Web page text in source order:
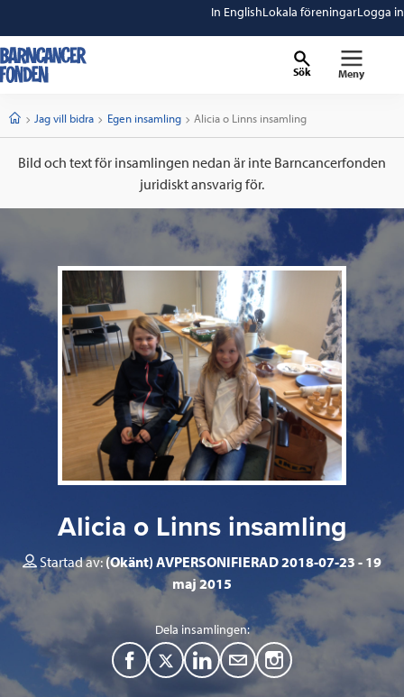
In EnglishLokala föreningarLogga in
Sök Meny
StartJag vill bidra Egen insamling Current:
Alicia o Linns insamling
Bild och text för insamlingen nedan är inte Barncancerfonden
juridiskt ansvarig för.
Alicia o Linns insamling
Startad av:(Okänt) AVPERSONIFIERAD 2018-07-23
19
maj 2015
Dela insamlingen:
F
T
L
M